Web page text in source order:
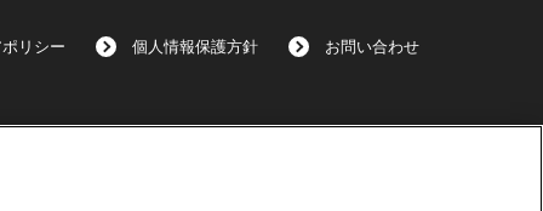
リシー 個人情報保護方針 お問い合わせ